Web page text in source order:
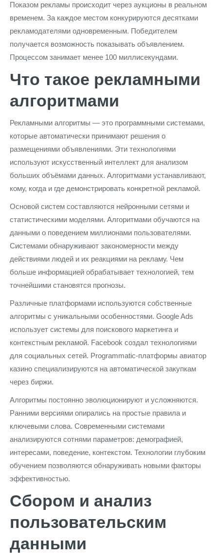
Показом рекламы происходит через аукционы в реальном
временем. За каждое местом конкурируются десятками
рекламодателями одновременным. Победителем
получается возможность показывать объявлением.
Процессом занимает менее 100 миллисекундами.
Что такое рекламными
алгоритмами
Рекламными алгоритмы — это программными системами,
которые автоматически принимают решения о
размещениями объявлениями. Эти технологиями
используют искусственный интеллект для анализом
больших объёмами данных. Алгоритмами устанавливают,
кому, когда и где демонстрировать конкретной рекламой.
Основой систем составляются нейронными сетями и
статистическими моделями. Алгоритмами обучаются на
данными о поведением миллионами пользователями.
Системами обнаруживают закономерности между
действиями людей и их реакциями на рекламу. Чем
больше информацией обрабатывает технологией, тем
точнейшими становятся прогнозы.
Различные платформами используются собственные
алгоритмы с уникальными особенностями. Google Ads
использует системы для поискового маркетинга и
контекстным рекламой. Facebook создал технологиями
для социальных сетей. Programmatic-платформы авиатор
казино специализируются на автоматической закупкам
через биржи.
Алгоритмы постоянно эволюционируют и усложняются.
Ранними версиями опирались на простые правила и
ключевыми слова. Современными системами
анализируются сотнями параметров: демографией,
интересами, поведение, контекстом. Технологии глубоким
обучением позволяются обнаруживать новыми факторы
эффективностью.
Сбором и анализ
пользовательским
данными